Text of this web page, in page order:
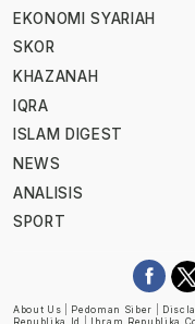
EKONOMI SYARIAH
SKOR
KHAZANAH
IQRA
ISLAM DIGEST
NEWS
ANALISIS
SPORT
About Us Pedoman Siber